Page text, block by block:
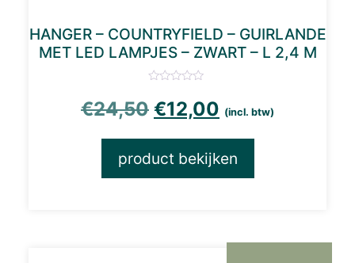
HANGER – COUNTRYFIELD – GUIRLANDE
MET LED LAMPJES – ZWART – L 2,4 M
€24,50 Oorspronkelijke prijs
€12,00 Huidige prijs
(incl. btw)
product bekijken